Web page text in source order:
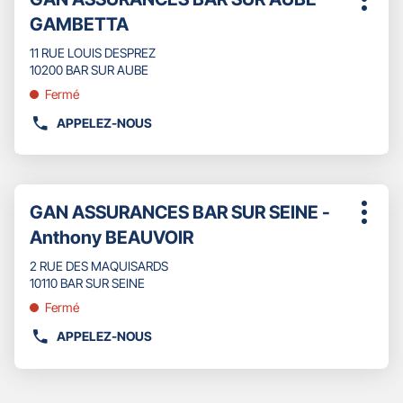
DU
POINT
DE
VENTE
GAN
ASSURANCES
NOGENT
SUR
SEINE
touche
ENTRÉE
pour
plus
amples
informations
de
vente
:
GAMBETTA
11 RUE LOUIS DESPREZ
10200 BAR SUR AUBE
Fermé
APPELEZ-NOUS
AFFICHER
DE
TÉLÉPHONE
DU
POINT
DE
VENTE
GAN
ASSURANCES
BAR
SUR
AUBE
Plus
sur
touche
ENTRÉE
pour
plus
amples
informations
Point
de
vente
:
GAN ASSURANCES BAR SUR SEINE -
Anthony BEAUVOIR
2 RUE DES MAQUISARDS
10110 BAR SUR SEINE
Fermé
APPELEZ-NOUS
AFFICHER
Plus